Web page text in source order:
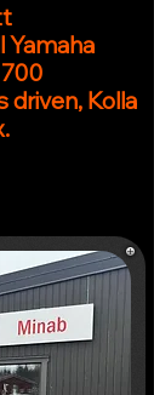
driven, Kolla